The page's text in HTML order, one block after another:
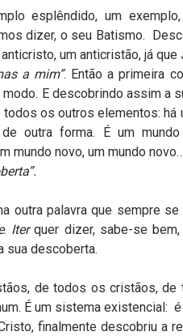
esplêndido, um
dizer, o seu Batismo.
um anticristão, já
a mim”. Então a primeira
E descobrindo assim a
os outros elementos: há
outra forma. É um
mundo novo, um mundo
outra palavra que sempre
. Iterquer dizer, sabe-se bem,
sua descoberta.
de todos os cristãos,
É um sistema
finalmente descobriu a